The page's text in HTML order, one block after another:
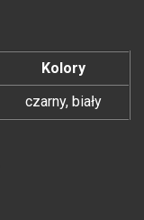
Kolory
czarny, biały